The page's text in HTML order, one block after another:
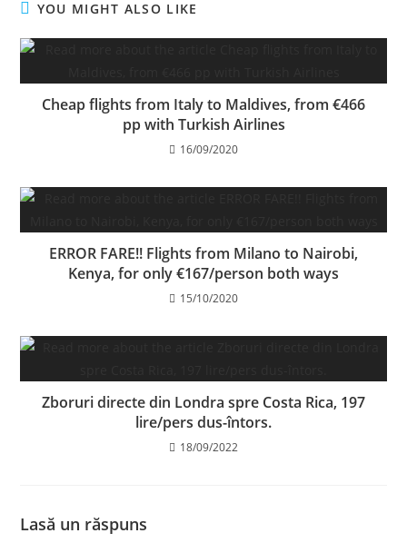
YOU MIGHT ALSO LIKE
Cheap flights from Italy to Maldives, from €466
pp with Turkish Airlines
16/09/2020
ERROR FARE!! Flights from Milano to Nairobi,
Kenya, for only €167/person both ways
15/10/2020
Zboruri directe din Londra spre Costa Rica, 197
lire/pers dus-întors.
18/09/2022
Lasă un răspuns